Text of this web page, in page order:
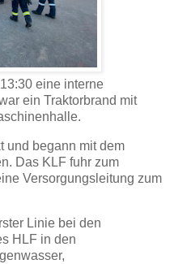
eine interne
ein Traktorbrand mit
und begann mit dem
Das KLF fuhr zum
Versorgungsleitung zum
Linie bei den
HLF in den